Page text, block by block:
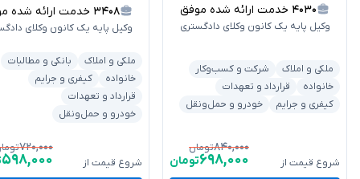
۴۰۳۰ خدمت ارائه شده موفق
وکیل پایه یک کانون وکلای دادگستری
ملکی و املاک
شرکت و کسب‌وکار
خانواده
قرارداد و تعهدات
کیفری و جرایم
خودرو و حمل‌ونقل
شروع قیمت از
۸۴۰,۰۰۰تومان
۶۹۸,۰۰۰تومان
۳۴۰۸ خدمت ارائه شده موفق
وکیل پایه یک کانون وکلای
ملکی و املاک
بانکی و مطالبات
خانواده
کیفری و جرایم
قرارداد و تعهدات
خودرو و حمل‌ونقل
شروع قیمت از
۷۲۰,۰۰۰
۵۹۸,۰۰۰